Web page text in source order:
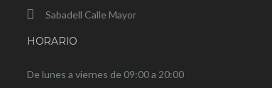
Sabadell Calle Mayor
HORARIO
De lunes a viernes de 09:00 a 20:00